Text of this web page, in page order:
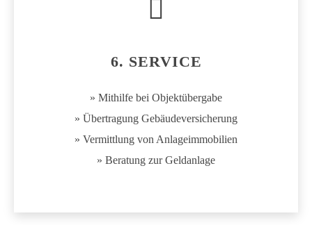
6. SERVICE
» Mithilfe bei Objektübergabe
» Übertragung Gebäudeversicherung
» Vermittlung von Anlageimmobilien
» Beratung zur Geldanlage